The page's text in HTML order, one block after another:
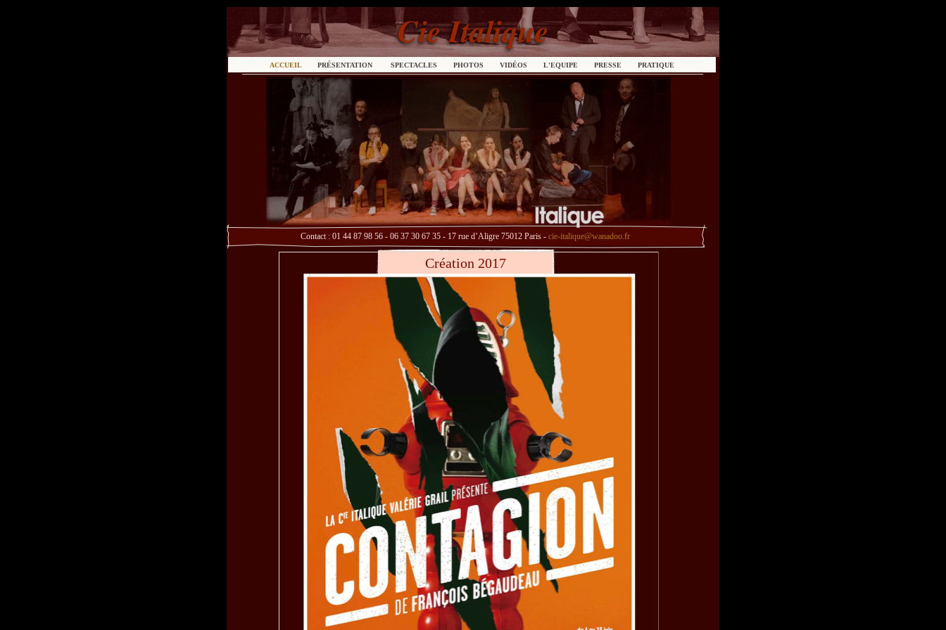
ACCUEIL PRÉSENTATION SPECTACLES PHOTOS VIDÉOS L'EQUIPE PRESSE PRATIQUE
Contact : 01 44 87 98 56 - 06 37 30 67 35 - 17 rue d’Aligre 75012 Paris - cie-italique@wanadoo.fr
Création 2017